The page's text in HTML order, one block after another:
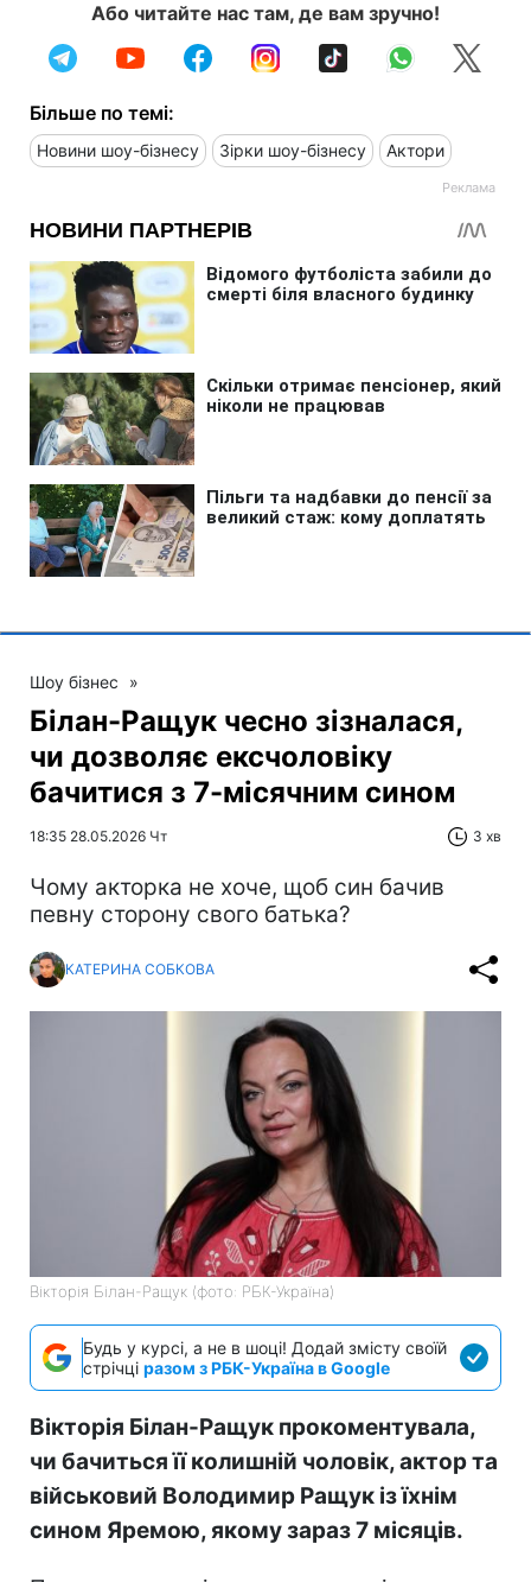
Або читайте нас там, де вам зручно!
Більше по темі:
Новини шоу-бізнесу Зірки шоу-бізнесу Актори
Шоу бізнес »
Білан-Ращук чесно зізналася,
чи дозволяє ексчоловіку
бачитися з 7-місячним сином
18:35 28.05.2026 Чт 3 хв
Чому акторка не хоче, щоб син бачив
певну сторону свого батька?
КАТЕРИНА СОБКОВА
Вікторія Білан-Ращук (фото: РБК-Україна)
Будь у курсі, а не в шоці! Додай змісту своїй
стрічці разом з РБК-Україна в Google
Вікторія Білан-Ращук прокоментувала,
чи бачиться її колишній чоловік, актор та
військовий Володимир Ращук із їхнім
сином Яремою, якому зараз 7 місяців.